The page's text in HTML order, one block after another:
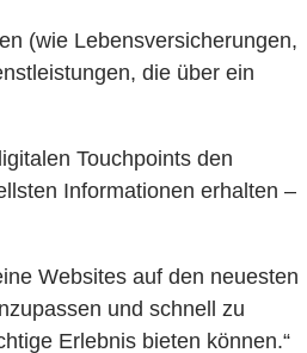
(wie Lebensversicherungen,
die über ein
Touchpoints den
Informationen erhalten –
Websites auf den neuesten
und schnell zu
Erlebnis bieten können.“